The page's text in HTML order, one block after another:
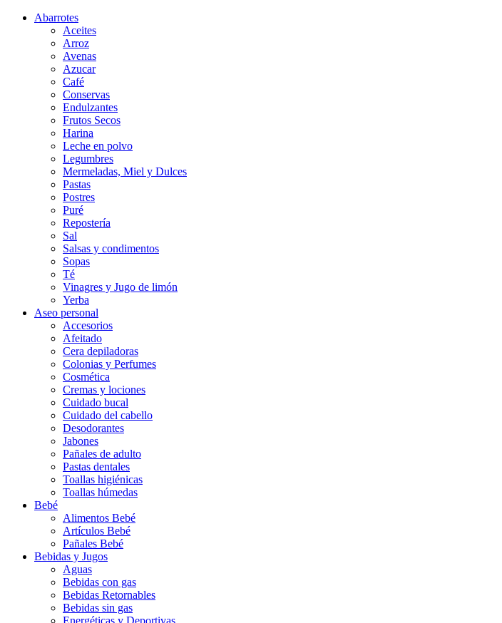
Abarrotes
Aceites
Arroz
Avenas
Azucar
Café
Conservas
Endulzantes
Frutos Secos
Harina
Leche en polvo
Legumbres
Mermeladas, Miel y Dulces
Pastas
Postres
Puré
Repostería
Sal
Salsas y condimentos
Sopas
Té
Vinagres y Jugo de limón
Yerba
Aseo personal
Accesorios
Afeitado
Cera depiladoras
Colonias y Perfumes
Cosmética
Cremas y lociones
Cuidado bucal
Cuidado del cabello
Desodorantes
Jabones
Pañales de adulto
Pastas dentales
Toallas higiénicas
Toallas húmedas
Bebé
Alimentos Bebé
Artículos Bebé
Pañales Bebé
Bebidas y Jugos
Aguas
Bebidas con gas
Bebidas Retornables
Bebidas sin gas
Energéticas y Deportivas